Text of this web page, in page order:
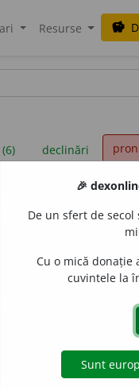
Resurse savings
declinări
sunt compilate de
reordona filele pe
substantiv masculin
adjectiv
🎉
De un sfert de
Cu o mică donație
cuvintele la